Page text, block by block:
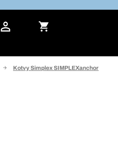
Kotvy Simplex SIMPLEXanchor